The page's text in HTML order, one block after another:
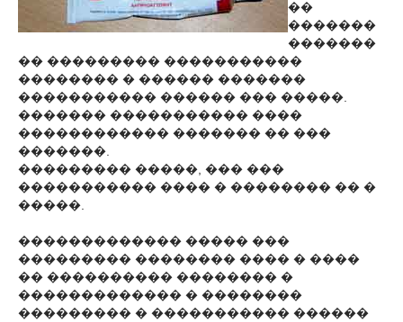
��
�������
�������
�� ��������� �����������
�������� � ������ �������
����������� ������ ��� �����.
������� ����������� ����
������������ ������� �� ���
�������.
��������� �����, ��� ���
����������� ���� � �������� �� �
�����.
������������� ����� ���
��������� �������� ���� � ����
�� ���������� �������� �
������������� � ��������
��������� � ����������� ������